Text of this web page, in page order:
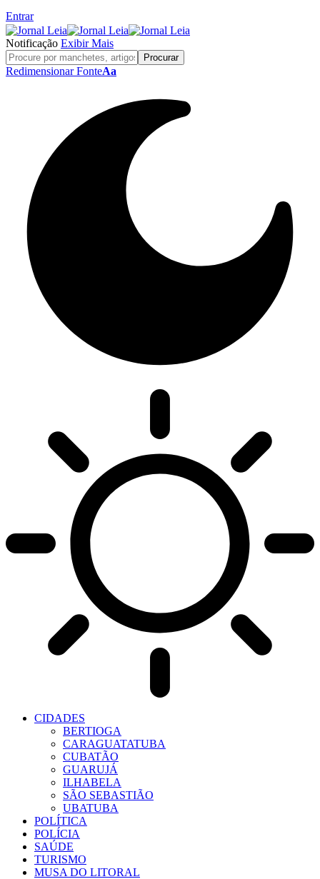
Entrar
Notificação Exibir Mais
Redimensionar FonteAa
CIDADES
BERTIOGA
CARAGUATATUBA
CUBATÃO
GUARUJÁ
ILHABELA
SÃO SEBASTIÃO
UBATUBA
POLÍTICA
POLÍCIA
SAÚDE
TURISMO
MUSA DO LITORAL